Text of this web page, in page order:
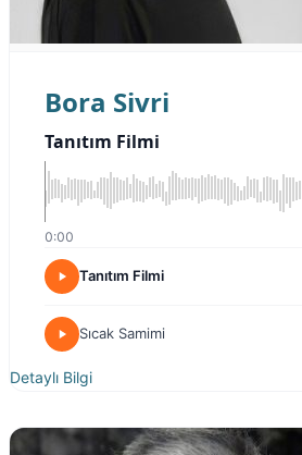
Bora Sivri
Tanıtım Filmi
0:00
Tanıtım Filmi
Sıcak Samimi
Detaylı Bilgi